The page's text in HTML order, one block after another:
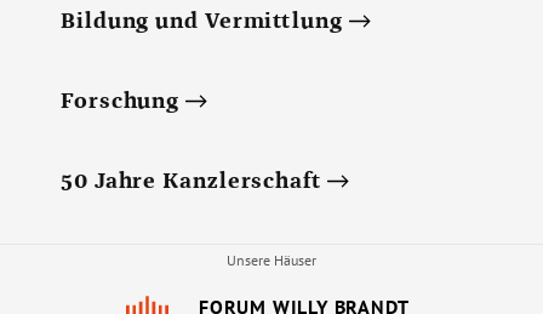
Bildung und Vermittlung
Forschung
50 Jahre Kanzlerschaft
Unsere Häuser
FORUM WILLY BRANDT